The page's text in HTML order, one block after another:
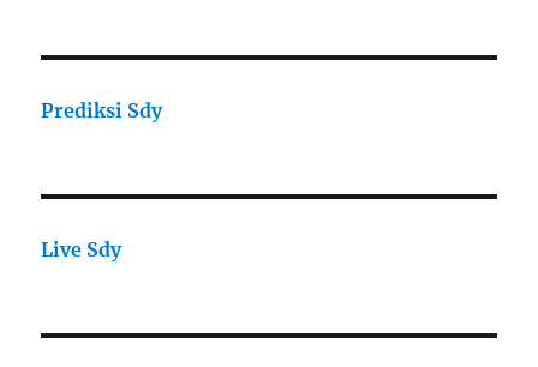
Prediksi Sdy
Live Sdy